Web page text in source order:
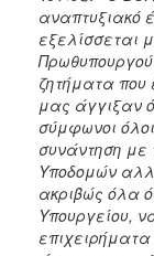
αναπτυξιακό
εξελίσσεται
ζητήματα που
μας άγγιξαν
σύμφωνοι
συνάντηση με
Υποδομών
ακριβώς όλα
Υπουργείου,
επιχειρήματα